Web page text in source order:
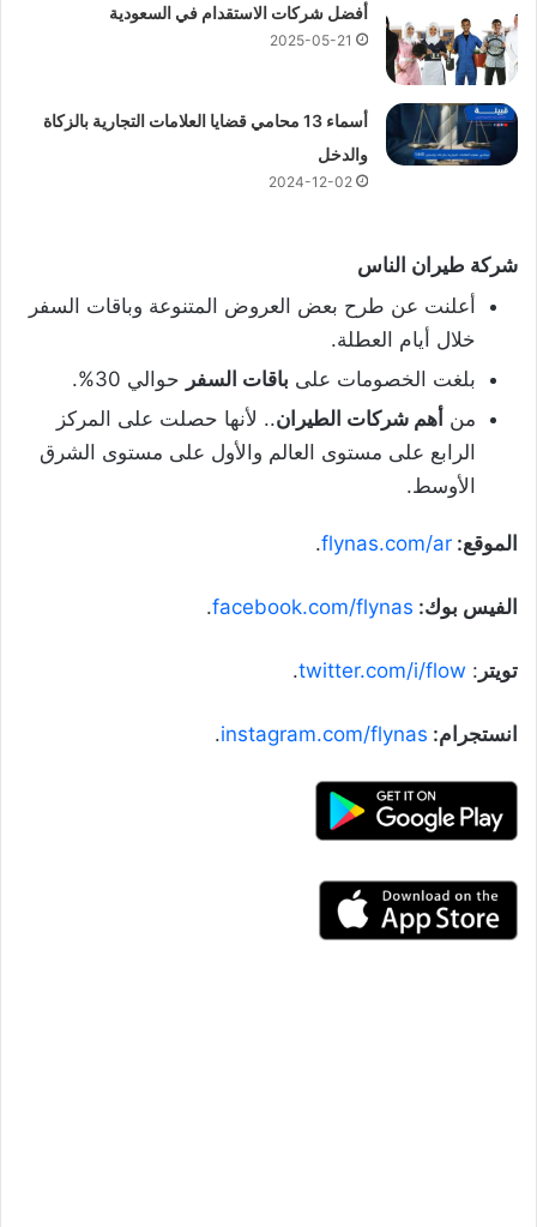
أفضل شركات الاستقدام في السعودية
2025-05-21
أسماء 13 محامي قضايا العلامات التجارية بالزكاة
والدخل
2024-12-02
شركة طيران الناس
أعلنت عن طرح بعض العروض المتنوعة وباقات السفر
خلال أيام العطلة.
بلغت الخصومات على باقات السفر حوالي 30%.
من أهم شركات الطيران.. لأنها حصلت على المركز
الرابع على مستوى العالم والأول على مستوى الشرق
الأوسط.
الموقع: flynas.com/ar
.
الفيس بوك: facebook.com/flynas
.
تويتر :
twitter.com/i/flow
.
انستجرام: instagram.com/flynas
.